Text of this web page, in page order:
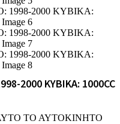
2000 ΚΥΒΙΚΑ: 1000CC
ΤΟ ΑΥΤΟΚΙΝΗΤΟ